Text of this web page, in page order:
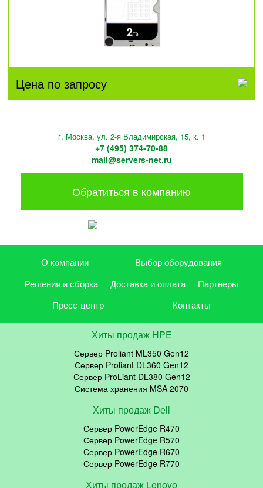
Цена по запросу
г. Москва, ул. 2-я Владимирская, 15, к. 1
+7 (495) 374-70-88
mail@servers-net.ru
Обратиться в компанию
О компании
Выбор оборудования
Решения и сборка
Доставка и оплата
Партнеры
Пресс-центр
Контакты
Хиты продаж HPE
Сервер Proliant ML350 Gen12
Сервер Proliant DL360 Gen12
Сервер ProLiant DL380 Gen12
Система хранения MSA 2070
Хиты продаж Dell
Сервер PowerEdge R470
Сервер PowerEdge R570
Сервер PowerEdge R670
Сервер PowerEdge R770
Хиты продаж Lenovo